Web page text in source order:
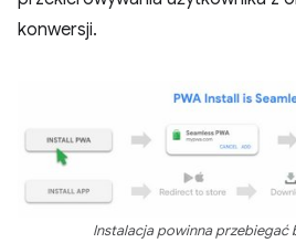
konwersji.
Instalacja powinna przebiegać